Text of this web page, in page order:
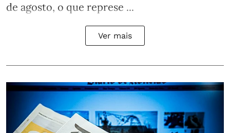
de agosto, o que represe ...
Ver mais